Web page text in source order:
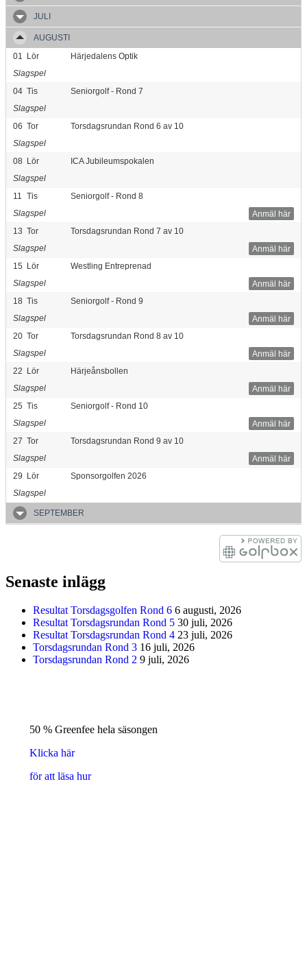
JULI
AUGUSTI
01
Lör
Härjedalens Optik
Slagspel
04 Tis
Seniorgolf - Rond 7
Slagspel
06 Tor
Torsdagsrundan Rond 6 av 10
Slagspel
08 Lör
ICA Jubileumspokalen
Slagspel
11
Tis
Seniorgolf - Rond 8
Anmäl här
Slagspel
13 Tor
Torsdagsrundan Rond 7 av 10
Anmäl här
Slagspel
15 Lör
Westling Entreprenad
Anmäl här
Slagspel
18 Tis
Seniorgolf - Rond 9
Anmäl här
Slagspel
20 Tor
Torsdagsrundan Rond 8 av 10
Anmäl här
Slagspel
22 Lör
Härjeånsbollen
Anmäl här
Slagspel
25 Tis
Seniorgolf - Rond 10
Anmäl här
Slagspel
27 Tor
Torsdagsrundan Rond 9 av 10
Anmäl här
Slagspel
29 Lör
Sponsorgolfen 2026
Slagspel
SEPTEMBER
Senaste inlägg
Resultat Torsdagsgolfen Rond 6 6 augusti, 2026
Resultat Torsdagsrundan Rond 5 30 juli, 2026
Resultat Torsdagsrundan Rond 4 23 juli, 2026
Torsdagsrundan Rond 3 16 juli, 2026
Torsdagsrundan Rond 2 9 juli, 2026
50 % Greenfee hela säsongen
Klicka här
för att läsa hur